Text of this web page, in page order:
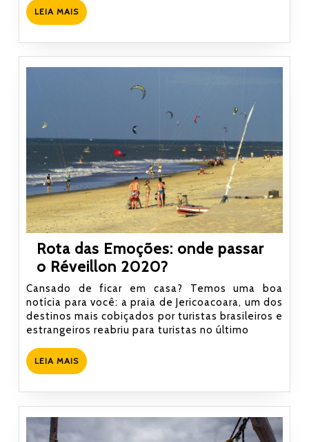
Emoções.
LEIA MAISLEIA
MAIS
Rota das Emoções: onde passar
o Réveillon 2020?
das
Emoções:
onde
passar
2020?
Cansado de ficar em casa? Temos uma boa
notícia para você: a praia de Jericoacoara, um dos
destinos mais cobiçados por turistas brasileiros e
estrangeiros reabriu para turistas no último
LEIA MAISLEIA
MAIS